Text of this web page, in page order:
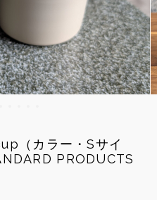
（カラー・Sサイ
PRODUCTS